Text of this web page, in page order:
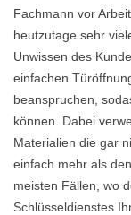
Fachmann vor
heutzutage sehr
Unwissen des
einfachen
beanspruchen,
können. Dabei
Materialien die gar
einfach mehr als
meisten Fällen, wo
Schlüsseldienstes